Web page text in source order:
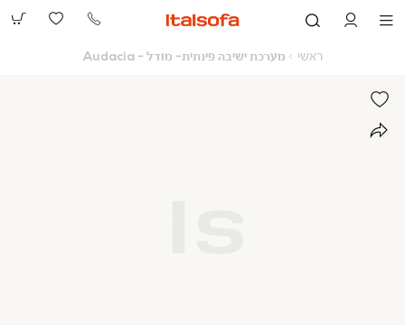
073-
ראשי ראשי
מערכת ישיבה פינתית- מודל - Audacia